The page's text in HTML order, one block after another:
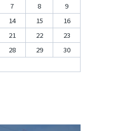
7 8
9
14 15
16
21 22
23
28 29
30